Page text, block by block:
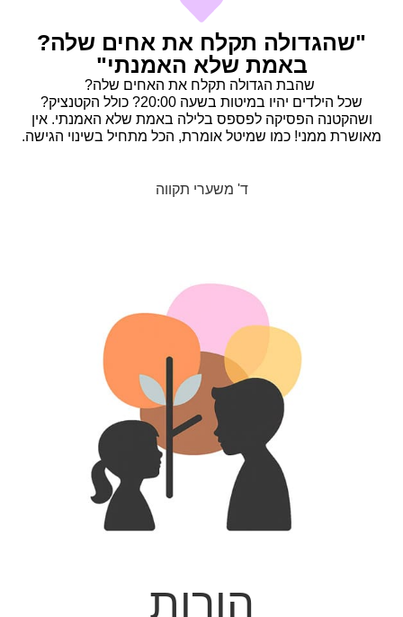
"שהגדולה תקלח את אחים שלה?
באמת שלא האמנתי"
שהבת הגדולה תקלח את האחים שלה?
שכל הילדים יהיו במיטות בשעה 20:00? כולל הקטנציק?
ושהקטנה הפסיקה לפספס בלילה באמת שלא האמנתי. אין
מאושרת ממני! כמו שמיטל אומרת, הכל מתחיל בשינוי הגישה.
ד' משערי תקווה
הורות